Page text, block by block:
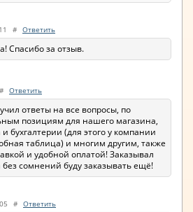
# Ответить
Спасибо за отзыв.
# Ответить
ответы на все вопросы, по
позициям для нашего магазина,
бухгалтерии (для этого у компании
таблица) и многим другим, также
и удобной оплатой! Заказывал
сомнений буду заказывать ещё!
# Ответить